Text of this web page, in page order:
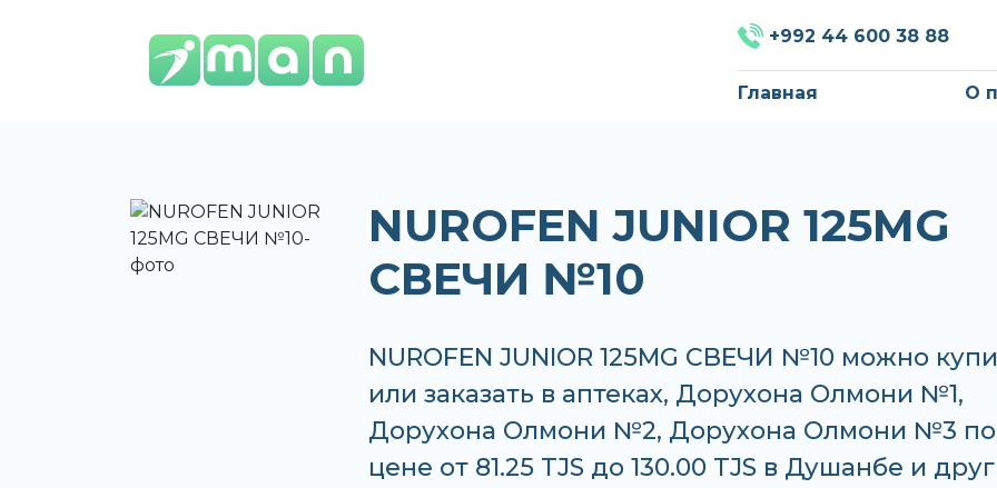
+992 44 600 38 88
Главная О
NUROFEN JUNIOR 125MG
СВЕЧИ №10
NUROFEN JUNIOR 125MG СВЕЧИ №10 можно
или заказать в аптеках, Дорухона Олмони №1,
Дорухона Олмони №2, Дорухона Олмони №3 по
цене от 81.25 TJS до 130.00 TJS в Душанбе и